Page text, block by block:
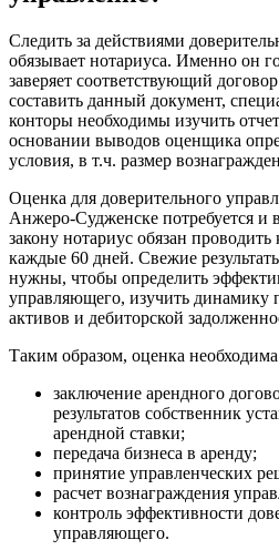
Следить за действиями
обязывает нотариуса. Именно он
заверяет соответствующий
составить данный документ,
конторы необходимы изучить
основании выводов оценщика
условия, в т.ч. размер
Оценка для доверительного
Анжеро-Судженске потребуется и
закону нотариус обязан
каждые 60 дней. Свежие
нужны, чтобы определить
управляющего, изучить динамику
активов и дебиторской
Таким образом, оценка
заключение арендного
результатов собственник
арендной ставки;
передача бизнеса в аренду;
принятие управленческих
расчет вознаграждения
контроль эффективности
управляющего.
Бузулук
Буйнакск
Бутурлиновка
Валдай
Валуйки
Великие Луки
Великий Устюг
Вельск
Верещагино
Верхний Уфалей
Верхняя Пышма
Видное
Владивосток
Владикавказ
Владимир
Волгоград
Волгодонск
Волжск
Волжский